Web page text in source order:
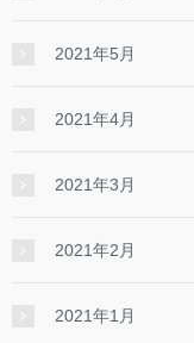
2021年5月
2021年4月
2021年3月
2021年2月
2021年1月